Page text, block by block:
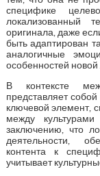
специфике
локализованный
оригинала, даже
быть адаптирован
аналогичные
особенностей новой
В контексте
представляет
ключевой элемент,
между
заключению, что
деятельности,
контента к
учитывает